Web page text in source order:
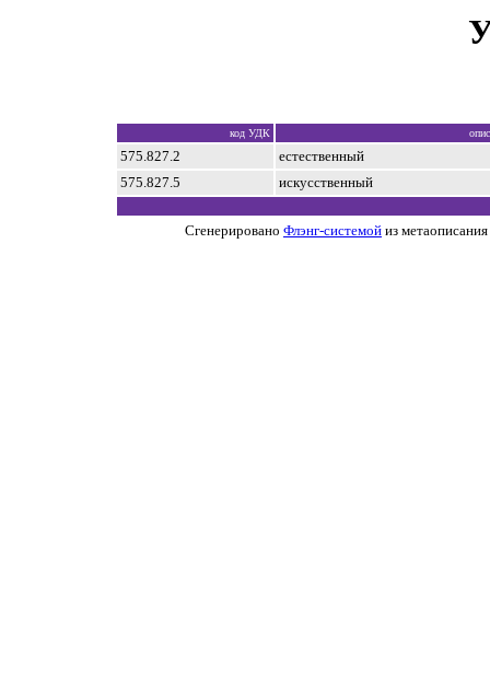
код УДК
575.827.2
естественный
575.827.5
искусственный
Сгенерировано Флэнг-системой из